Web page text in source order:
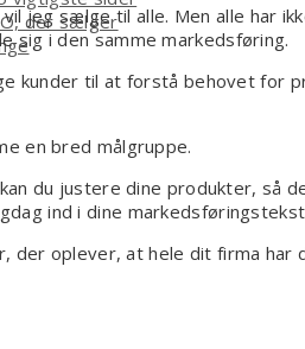
der sælger
jeg sælge til alle. Men alle har
sig i den samme markedsføring.
kunder til at forstå behovet for
en bred målgruppe.
du justere dine produkter, så
ind i dine
der oplever, at hele dit firma